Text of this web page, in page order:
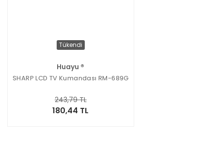
Tükendi
Huayu ®
SHARP LCD TV Kumandası RM-689G
180,44 TL
243,79 TL